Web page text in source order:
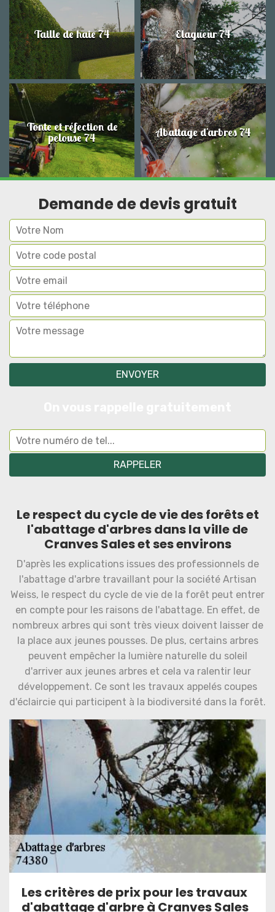
Taille de haie 74 Elagueur 74
Tonte et réfection de
pelouse 74 Abattage d'arbres 74
Demande de devis gratuit
Le respect du cycle de vie des forêts et
l'abattage d'arbres dans la ville de
Cranves Sales et ses environs
D'après les explications issues des professionnels de
l'abattage d'arbre travaillant pour la société Artisan
Weiss, le respect du cycle de vie de la forêt peut entrer
en compte pour les raisons de l'abattage. En effet, de
nombreux arbres qui sont très vieux doivent laisser de
la place aux jeunes pousses. De plus, certains arbres
peuvent empêcher la lumière naturelle du soleil
d'arriver aux jeunes arbres et cela va ralentir leur
développement. Ce sont les travaux appelés coupes
d'éclaircie qui participent à la biodiversité dans la forêt.
Les critères de prix pour les travaux
d'abattage d'arbre à Cranves Sales